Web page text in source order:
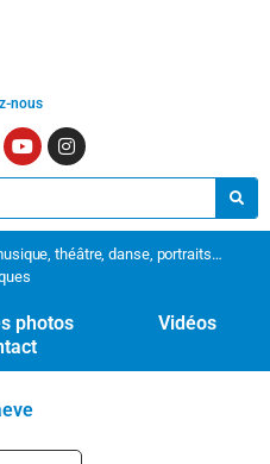
nous
théâtre, danse, portraits…
photos
Vidéos